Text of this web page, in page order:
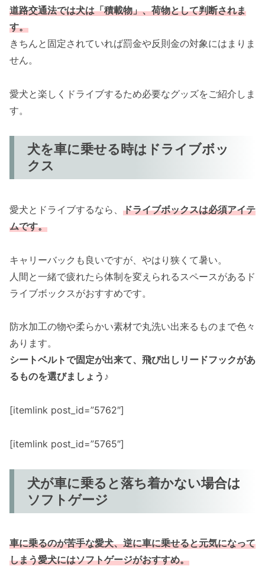
道路交通法では犬は「積載物」、荷物として判断されま
す。
きちんと固定されていれば罰金や反則金の対象にはまりま
せん。
愛犬と楽しくドライブするため必要なグッズをご紹介しま
す。
犬を車に乗せる時はドライブボッ
クス
愛犬とドライブするなら、 ドライブボックスは必須アイテ
ムです。
キャリーバックも良いですが、やはり狭くて暑い。
人間と一緒で疲れたら体制を変えられるスペースがあるド
ライブボックスがおすすめです。
防水加工の物や柔らかい素材で丸洗い出来るものまで色々
あります。
シートベルトで固定が出来て、飛び出しリードフックがあ
るものを選びましょう♪
[itemlink post_id=”5762″]
[itemlink post_id=”5765″]
犬が車に乗ると落ち着かない場合は
ソフトゲージ
車に乗るのが苦手な愛犬、逆に車に乗せると元気になって
しまう愛犬にはソフトゲージがおすすめ。